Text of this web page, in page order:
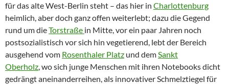
für das alte West-Berlin steht – das hier in Charlottenburg
heimlich, aber doch ganz offen weiterlebt; dazu die Gegend
rund um dieTorstraße in Mitte, vor ein paar Jahren noch
postsozialistisch vor sich hin vegetierend, lebt der Bereich
ausgehend vom Rosenthaler Platz und demSankt
Oberholz, wo sich junge Menschen mit ihren Notebooks dicht
gedrängt aneinanderreihen, als innovativer Schmelztiegel für